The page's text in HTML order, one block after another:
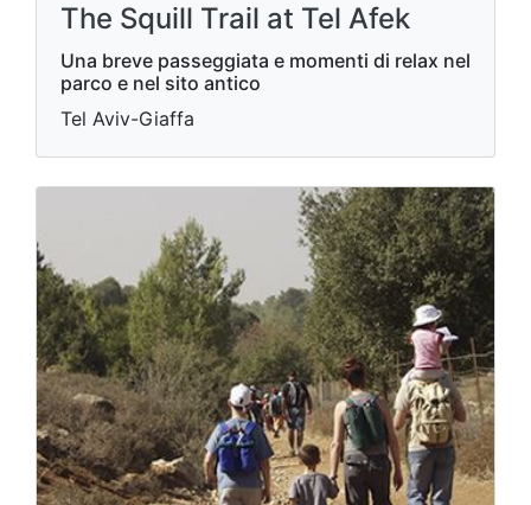
The Squill Trail at Tel Afek
Una breve passeggiata e momenti di relax nel
parco e nel sito antico
Tel Aviv-Giaffa